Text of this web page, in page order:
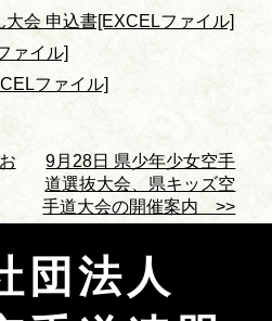
会 申込書[EXCELファイル]
ァイル]
ファイル]
9月28日 県少年少女空手
道選抜大会、県キッズ空
手道大会の開催案内 >>
団法人